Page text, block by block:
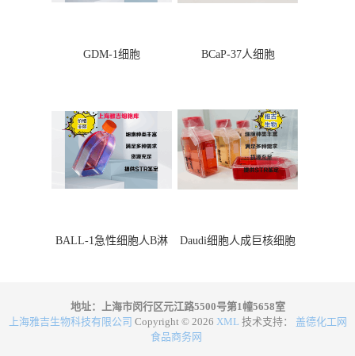
GDM-1细胞 BCaP-37人细胞
BALL-1急性细胞人B淋
Daudi细胞人成巨核细胞
地址：上海市闵行区元江路5500号第1幢5658室
上海雅吉生物科技有限公司 Copyright © 2026 XML 技术支持： 盖德化工网
食品商务网